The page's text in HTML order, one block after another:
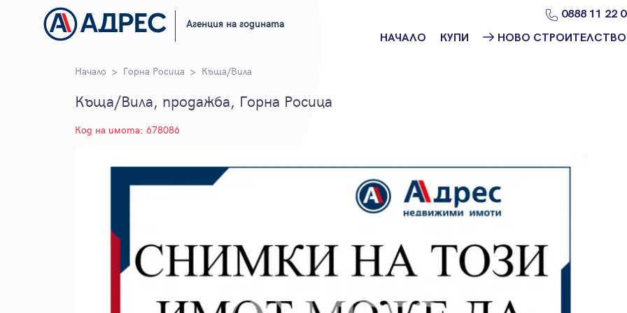
Агенция на годината
0888 11 22
НАЧАЛО КУПИ НОВО СТРОИТЕЛСТВО
Ново
Бургас
Проекти ново
Начало Горна Росица Къща/Вила
Къща/Вила, продажба, Горна Росица
Код на имота: 678086